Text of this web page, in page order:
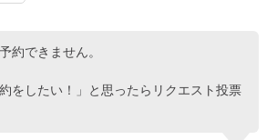
約できません。
をしたい！」と思ったらリクエスト投票